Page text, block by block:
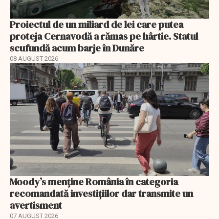
Proiectul de un miliard de lei care putea
proteja Cernavodă a rămas pe hârtie. Statul
scufundă acum barje în Dunăre
08 AUGUST 2026
Moody’s menține România în categoria
recomandată investițiilor dar transmite un
avertisment
07 AUGUST 2026